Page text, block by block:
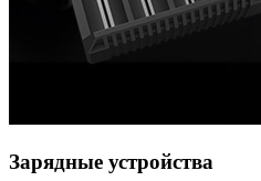
Зарядные устройства